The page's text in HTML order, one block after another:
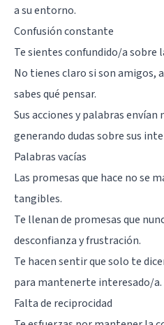
a su entorno.
Confusión constante
Te sientes confundido/a sobre
No tienes claro si son amigos,
sabes qué pensar.
Sus acciones y palabras
generando dudas sobre sus
Palabras vacías
Las promesas que hace no se
tangibles.
Te llenan de promesas que
desconfianza y frustración.
Te hacen sentir que solo te
para mantenerte interesado/a.
Falta de reciprocidad